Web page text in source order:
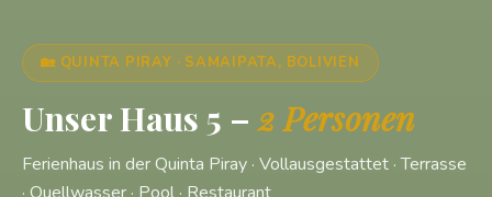
🏡 QUINTA PIRAY · SAMAIPATA, BOLIVIEN
Unser Haus 5 –2 Personen
Ferienhaus in der Quinta Piray · Vollausgestattet · Terrasse